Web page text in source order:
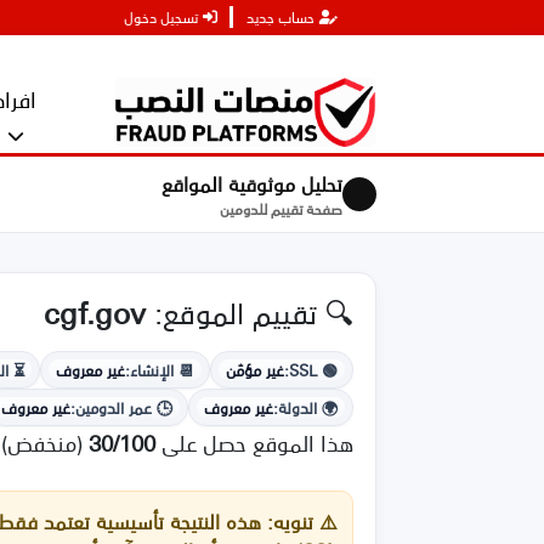
حساب جديد تسجيل دخول
تحليل موثوقية المواقع
صفحة تقييم للدومين
🔍 تقييم الموقع:cgf.gov
🟢 SSL: غير مؤمّن 📆 الإنشاء:غير معروف
⏳
🌍 الدولة:غير معروف 🕒 عمر الدومين:غير معروف
هذا الموقع حصل على30/100(منخفض)
⚠️تنويه: هذه النتيجة تأسيسية تعتمد